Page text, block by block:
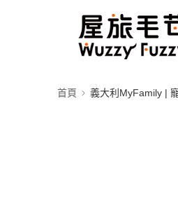
首頁 義大利MyFamily |